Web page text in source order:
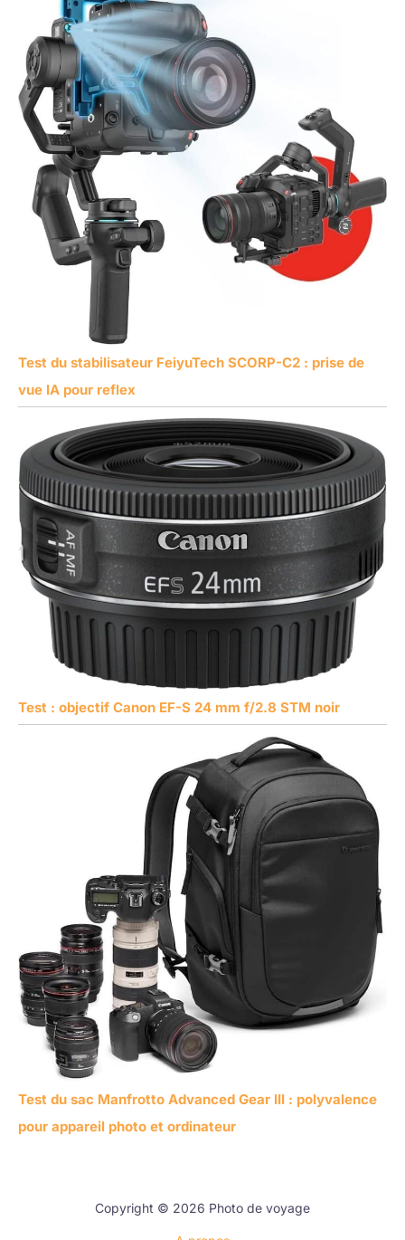
Test du stabilisateur FeiyuTech SCORP-C2 : prise de
vue IA pour reflex
Test : objectif Canon EF-S 24 mm f/2.8 STM noir
Test du sac Manfrotto Advanced Gear III : polyvalence
pour appareil photo et ordinateur
Copyright © 2026 Photo de voyage